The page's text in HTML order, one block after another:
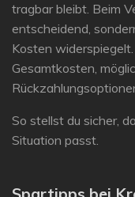
tragbar bleibt. Beim
entscheidend,
Kosten
Gesamtkosten,
So stellst du sicher,
Situation passt.